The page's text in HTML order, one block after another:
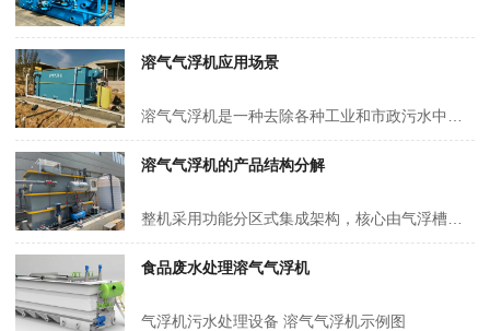
溶气气浮机应用场景
溶气气浮机的产品结构分解
食品废水处理溶气气浮机
气浮机污水处理设备 溶气气浮机示例图